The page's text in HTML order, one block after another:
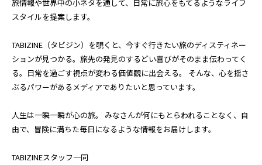
旅情報や世界中の小ネタを通して、日常に旅心をもてるようなライフ
スタイルを提案します。
TABIZINE（タビジン）を覗くと、今すぐ行きたい旅のディスティネー
ションが見つかる。旅先の発見のするどい喜びがそのまま伝わってく
る。日常を過ごす視点が変わる価値観に出会える。 そんな、心を揺さ
ぶるパワーがあるメディアでありたいと思っています。
人生は一瞬一瞬が心の旅。 みなさんが何にもとらわれることなく、自
由で、冒険に満ちた毎日になるような情報をお届けします。
TABIZINEスタッフ一同